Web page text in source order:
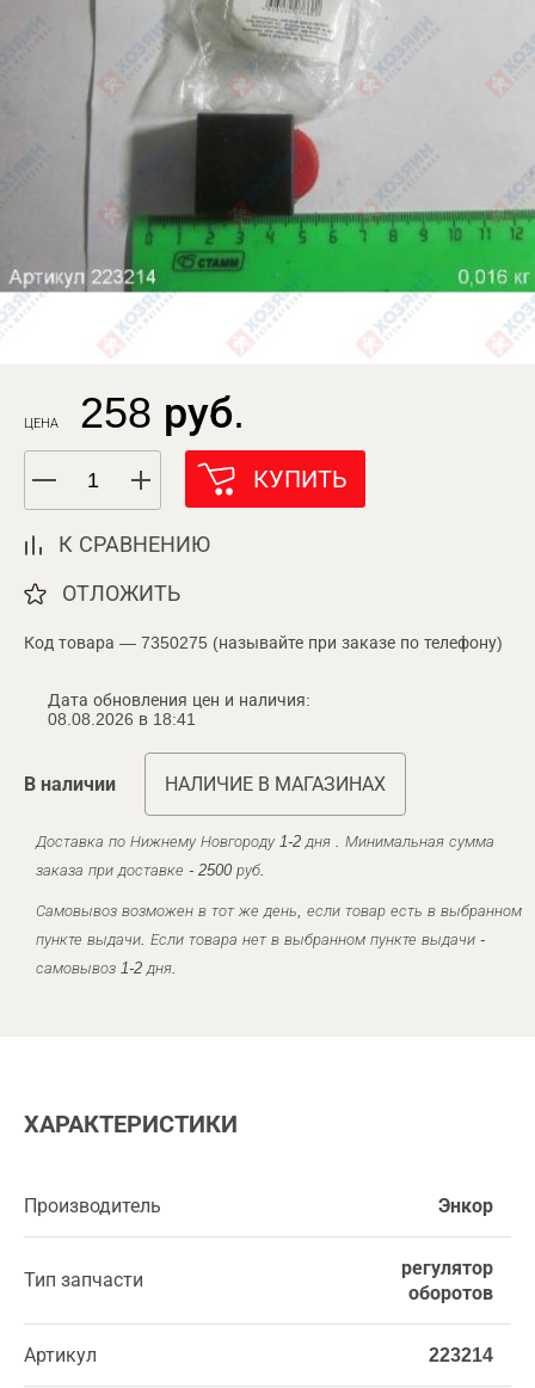
ЦЕНА 258 руб.
КУПИТЬ
К СРАВНЕНИЮ
ОТЛОЖИТЬ
Код товара — 7350275 (называйте при заказе по телефону)
Дата обновления цен и наличия:
08.08.2026 в 18:41
В наличии НАЛИЧИЕ В МАГАЗИНАХ
Доставка по Нижнему Новгороду 1-2 дня . Минимальная сумма
заказа при доставке - 2500 руб.
Самовывоз возможен в тот же день, если товар есть в выбранном
пункте выдачи. Если товара нет в выбранном пункте выдачи -
самовывоз 1-2 дня.
ХАРАКТЕРИСТИКИ
Производитель Энкор
Тип запчасти
регулятор
оборотов
Артикул 223214